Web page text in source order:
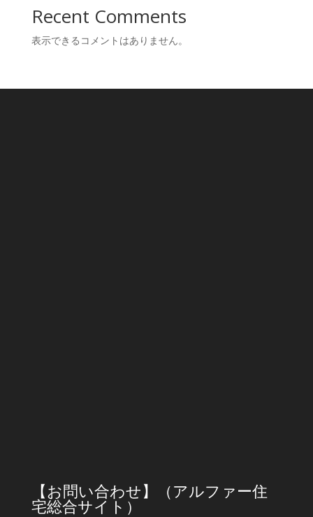
Recent Comments
表示できるコメントはありません。
【お問い合わせ】（アルファー住
宅総合サイト）